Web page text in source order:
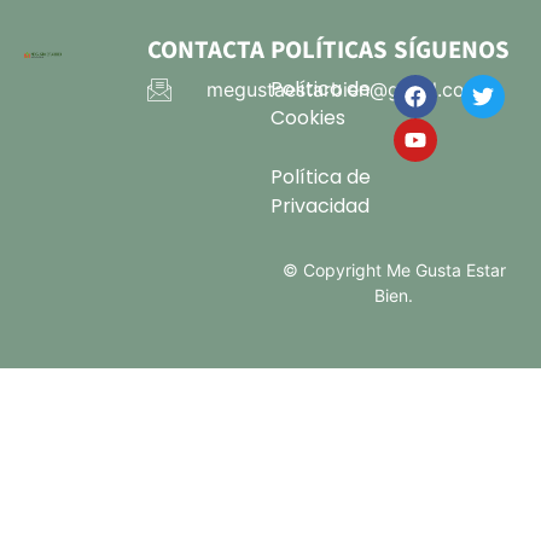
CONTACTA
megustaestarbien@gmail.com
POLÍTICAS
Política de
Cookies
Política de
Privacidad
SÍGUENOS
© Copyright Me Gusta Estar
Bien.